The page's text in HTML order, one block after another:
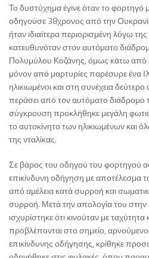
Το δυστύχημα έγινε όταν το φορτηγό
οδηγούσε 38χρονος από την
ήταν ιδιαίτερα περιορισμένη λόγω
κατευθυνόταν στον αυτόματο
Πολυμύλου Κοζάνης, όμως κάτω από
μόνον από μαρτυρίες παρέσυρε ένα
ηλικιωμένοι και στη συνέχεια
περάσει από τον αυτόματο διάδρομο
σύγκρουση προκλήθηκε μεγάλη
το αυτοκίνητο των ηλικιωμένων και
της νταλίκας.
Σε βάρος του οδηγού του φορτηγού
επικίνδυνη οδήγηση με αποτέλεσμα
από αμέλεια κατά συρροή και
συρροή. Μετά την απολογία του στην
ισχυρίστηκε ότι κινούταν με
προβλέπονται στο σημείο,
επικίνδυνης οδήγησης, κρίθηκε